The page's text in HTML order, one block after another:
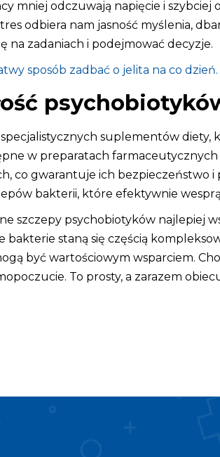
mniej odczuwają napięcie i
odbiera nam jasność myślenia,
na zadaniach i podejmować decyzje.
sposób zadbać o jelita na co dzień.
suplementów diety,
w preparatach
gwarantuje ich bezpieczeństwo i
bakterii, które efektywnie
szczepy psychobiotyków najlepiej
staną się częścią
być wartościowym wsparciem.
To prosty, a zarazem